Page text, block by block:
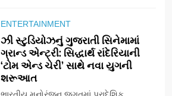
ENTERTAINMENT
ઝી સ્ટુડિયોઝનું ગુજરાતી સિનેમામાં
ગ્રાન્ડ એન્ટ્રી: સિદ્ધાર્થ રાંદેરિયાની
‘ટોમ એન્ડ ચેરી’ સાથે નવા યુગની
શરૂઆત
BUSINESS
અમદાવાદમાં યોજાયેલા ‘ઓકલ્ટ
કોન્ક્લેવ 2026’માં ઈન્ટરનેશનલ